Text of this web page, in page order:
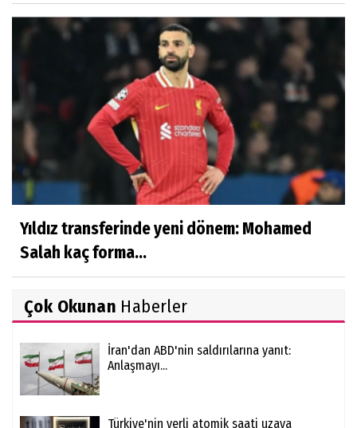
Yıldız transferinde yeni dönem: Mohamed
Salah kaç forma...
Çok Okunan Haberler
İran'dan ABD'nin saldırılarına yanıt:
Anlaşmayı...
Türkiye'nin yerli atomik saati uzaya